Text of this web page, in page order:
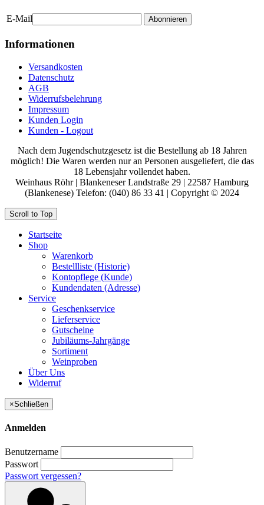
E-Mail Abonnieren
Informationen
Versandkosten
Datenschutz
AGB
Widerrufsbelehrung
Impressum
Kunden Login
Kunden - Logout
Nach dem Jugendschutzgesetz ist die Bestellung ab 18 Jahren
möglich! Die Waren werden nur an Personen ausgeliefert, die das
18 Lebensjahr vollendet haben.
Weinhaus Röhr | Blankeneser Landstraße 29 | 22587 Hamburg
(Blankenese) Telefon: (040) 86 33 41 | Copyright © 2024
Scroll to Top
Startseite
Shop
Warenkorb
Bestellliste (Historie)
Kontopflege (Kunde)
Kundendaten (Adresse)
Service
Geschenkservice
Lieferservice
Gutscheine
Jubiläums-Jahrgänge
Sortiment
Weinproben
Über Uns
Widerruf
×Schließen
Anmelden
Benutzername
Passwort
Passwort vergessen?